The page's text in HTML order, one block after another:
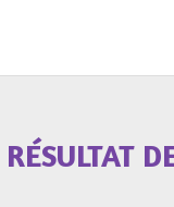
RÉSULTAT